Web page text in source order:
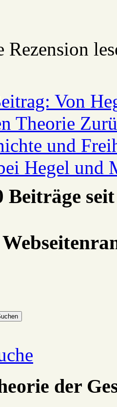
Rezension
Von
Theorie
und
Hegel und
Beiträge
der